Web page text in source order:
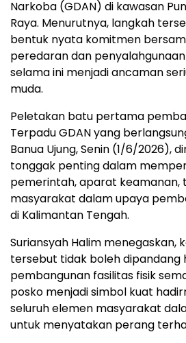
Narkoba (GDAN) di kawasan
Raya. Menurutnya, langkah
bentuk nyata komitmen
peredaran dan
selama ini menjadi ancaman
muda.
Peletakan batu pertama
Terpadu GDAN yang
Banua Ujung, Senin (1/6/2026),
tonggak penting dalam
pemerintah, aparat keamanan,
masyarakat dalam upaya
di Kalimantan Tengah.
Suriansyah Halim menegaskan,
tersebut tidak boleh dipandang
pembangunan fasilitas fisik
posko menjadi simbol kuat
seluruh elemen masyarakat
untuk menyatakan perang